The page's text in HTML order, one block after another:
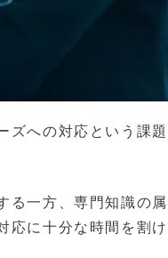
ズへの対応という課
る一方、専門知識の
応に十分な時間を割